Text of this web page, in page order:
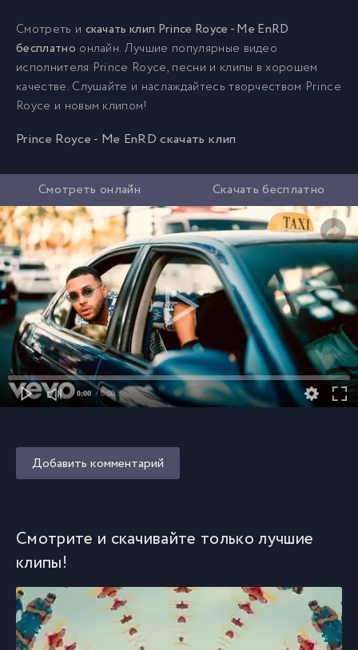
Смотреть и скачать клип Prince Royce - Me EnRD
бесплатно онлайн. Лучшие популярные видео
исполнителя Prince Royce, песни и клипы в хорошем
качестве. Слушайте и наслаждайтесь творчеством Prince
Royce и новым клипом!
Prince Royce - Me EnRD скачать клип
Смотреть онлайн Скачать бесплатно
0:00 / 0:00
Добавить комментарий
Смотрите и скачивайте только лучшие
клипы!